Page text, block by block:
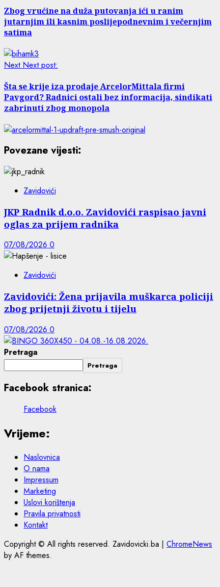
Zbog vrućine na duža putovanja ići u ranim
jutarnjim ili kasnim poslijepodnevnim i večernjim
satima
Next Next post:
Šta se krije iza prodaje ArcelorMittala firmi
Pavgord? Radnici ostali bez informacija, sindikati
zabrinuti zbog monopola
Povezane vijesti:
Zavidovići
JKP Radnik d.o.o. Zavidovići raspisao javni
oglas za prijem radnika
07/08/2026 0
Zavidovići
Zavidovići: Žena prijavila muškarca policiji
zbog prijetnji životu i tijelu
07/08/2026 0
Pretraga
Pretraga
Facebook stranica:
Facebook
Vrijeme:
Naslovnica
O nama
Impressum
Marketing
Uslovi korištenja
Pravila privatnosti
Kontakt
Copyright © All rights reserved. Zavidovicki.ba | ChromeNews
by AF themes.